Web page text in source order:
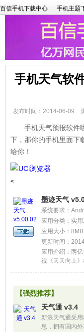
百信手机下载中心 手机主题
手机天气软
发布时间：2014-06-09
手机天气预报软件哪
下，那你的手机里面下
给你！
<
墨迹天气
系统要求：
应用分类：实用
应用大小：8MB
更新时间：
应用介绍：两
视《天天向上
【强烈推荐】
天气通 v3.4
新浪天气通采
息，拥有国内